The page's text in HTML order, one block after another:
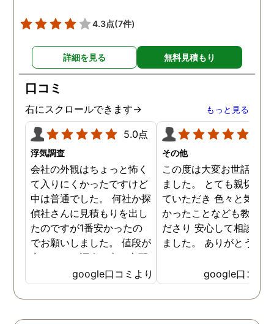
も、不安で日々辛い気持ち
対応して頂いた上に、かな
り迅速に弁護士に関するア
ドバイスを頂き繋いで下さ
った事、本当に感謝してい
ます。
4.3点(7件)
詳細を見る 無料見積もり
口コミ
右にスクロールできます→ もっと見る
5.0点
浮気調査
会社の外観はちょっと怖く
て入りにくかったですけど
中は普通でした。 何社か探
偵社さんに見積もりを出し
たのですが1番安かったの
でお願いしました。 値段が
安いので、調査の方が心配
でしたがしっかり浮気の証
拠を押さえて頂けました。
ありがとう御座いました。
google口コミより
その他
この度は大変お世話にな
ました。 とても親切に
ていただき 色々と気付
かったことなども教えて
ださり 安心して相談が
ました。 ありがとうご
google口コミ